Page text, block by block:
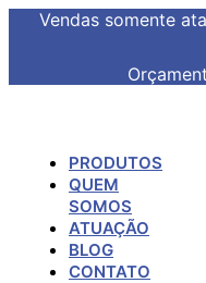
Vendas somente
PRODUTOS
QUEM
SOMOS
ATUAÇÃO
BLOG
CONTATO